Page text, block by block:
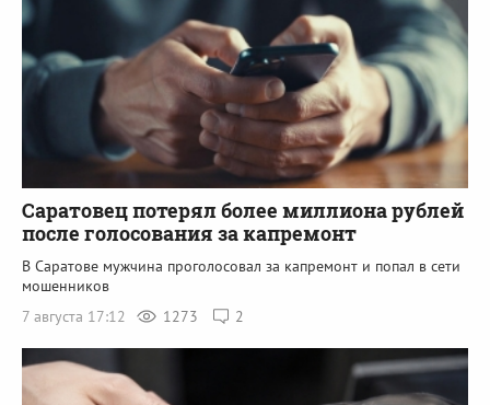
Саратовец потерял более миллиона рублей
после голосования за капремонт
В Саратове мужчина проголосовал за капремонт и попал в сети
мошенников
7 августа 17:12
1273 2